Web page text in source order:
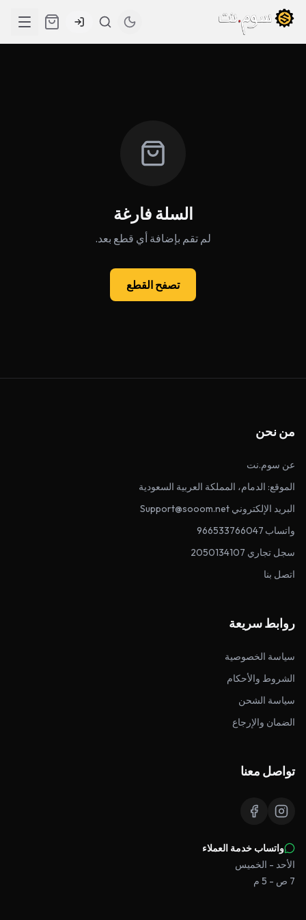
السلة فارغة
لم تقم بإضافة أي قطع بعد.
تصفح القطع
من نحن
عن سوم.نت
الموقع: الدمام، المملكة العربية السعودية
البريد الإلكتروني Support@sooom.net
واتساب 966533766047
سجل تجاري 2050134107
اتصل بنا
روابط سريعة
سياسة الخصوصية
الشروط والأحكام
سياسة الشحن
الضمان والإرجاع
تواصل معنا
واتساب خدمة العملاء
الأحد - الخميس
7 ص - 5 م